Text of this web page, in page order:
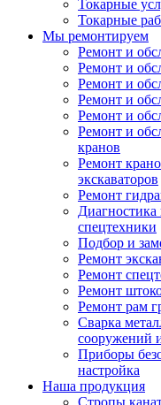
Токарные
Токарные
Мы ремонтируем
Ремонт и
Ремонт и
Ремонт и
Ремонт и
Ремонт и
Ремонт и
кранов
Ремонт
экскаваторов
Ремонт
спецтехники
Подбор и
Ремонт
Ремонт
Ремонт
Ремонт рам
Сварка
сооружений
Приборы
настройка
Наша продукция
Стропы